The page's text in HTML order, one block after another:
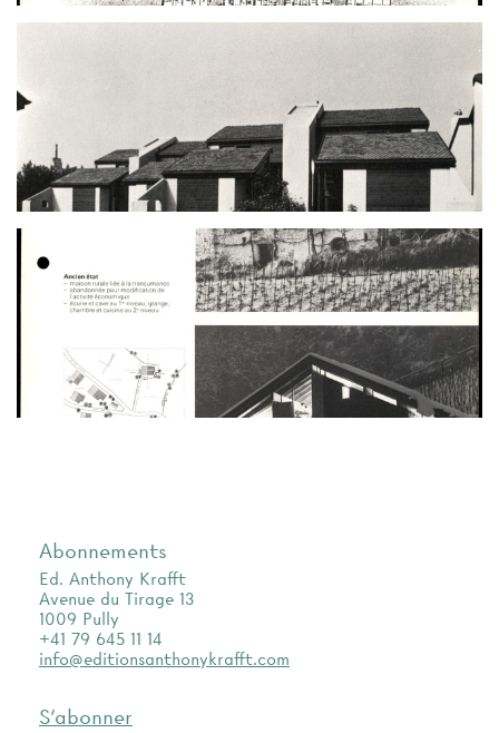
Abonnements
Ed. Anthony Krafft
Avenue du Tirage 13
1009 Pully
+41 79 645 11 14
info@editionsanthonykrafft.com
S'abonner